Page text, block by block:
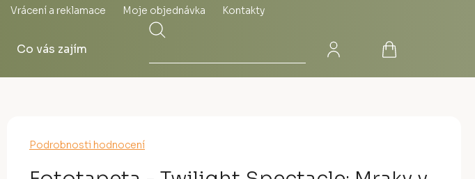
Vrácení a reklamace Moje objednávka Kontakty
Co vás zajímá
Hledat
Přihlášení Nákupní
Průměrné
produktu
Podrobnosti hodnocení